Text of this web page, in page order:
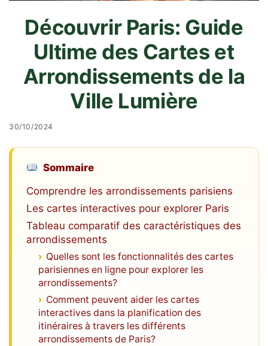
Découvrir Paris: Guide
Ultime des Cartes et
Arrondissements de la
Ville Lumière
30/10/2024
Sommaire
Comprendre les arrondissements parisiens
Les cartes interactives pour explorer Paris
Tableau comparatif des caractéristiques des
arrondissements
Quelles sont les fonctionnalités des cartes
parisiennes en ligne pour explorer les
arrondissements?
Comment peuvent aider les cartes
interactives dans la planification des
itinéraires à travers les différents
arrondissements de Paris?